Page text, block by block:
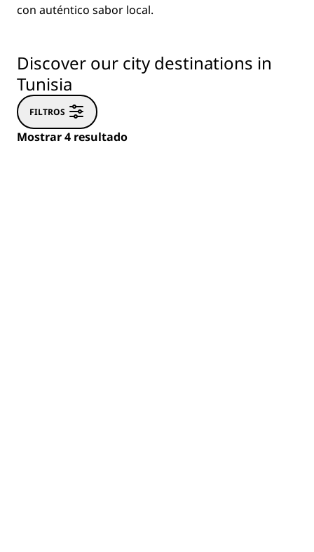
con auténtico sabor local.
Discover our city destinations in
Tunisia
FILTROS
Mostrar 4 resultado